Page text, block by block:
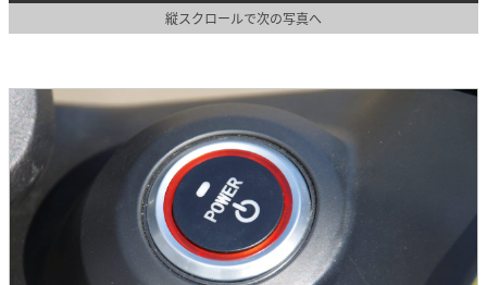
縦スクロールで次の写真へ